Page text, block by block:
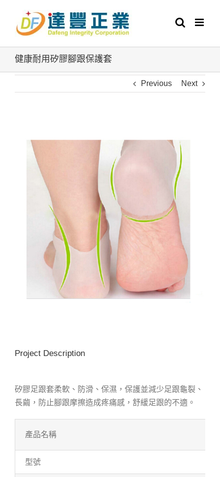
content
健康耐用矽膠腳跟保護套
Previous Next
Larger
Image
Project Description
矽膠足跟套柔軟、防滑、保濕，保護並減少足跟龜裂、
長繭，防止腳跟摩擦造成疼痛感，舒緩足跟的不適。
產品名稱
型號